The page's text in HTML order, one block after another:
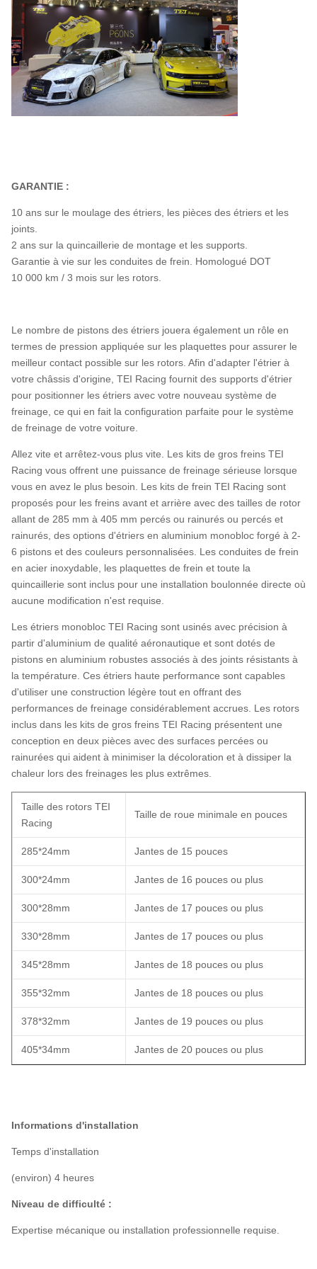
GARANTIE :
10 ans sur le moulage des étriers, les pièces des étriers et les
joints.
2 ans sur la quincaillerie de montage et les supports.
Garantie à vie sur les conduites de frein. Homologué DOT
10 000 km / 3 mois sur les rotors.
Le nombre de pistons des étriers jouera également un rôle en
termes de pression appliquée sur les plaquettes pour assurer le
meilleur contact possible sur les rotors. Afin d'adapter l'étrier à
votre châssis d'origine, TEI Racing fournit des supports d'étrier
pour positionner les étriers avec votre nouveau système de
freinage, ce qui en fait la configuration parfaite pour le système
de freinage de votre voiture.
Allez vite et arrêtez-vous plus vite. Les kits de gros freins TEI
Racing vous offrent une puissance de freinage sérieuse lorsque
vous en avez le plus besoin. Les kits de frein TEI Racing sont
proposés pour les freins avant et arrière avec des tailles de rotor
allant de 285 mm à 405 mm percés ou rainurés ou percés et
rainurés, des options d'étriers en aluminium monobloc forgé à 2-
6 pistons et des couleurs personnalisées. Les conduites de frein
en acier inoxydable, les plaquettes de frein et toute la
quincaillerie sont inclus pour une installation boulonnée directe où
aucune modification n'est requise.
Les étriers monobloc TEI Racing sont usinés avec précision à
partir d'aluminium de qualité aéronautique et sont dotés de
pistons en aluminium robustes associés à des joints résistants à
la température. Ces étriers haute performance sont capables
d'utiliser une construction légère tout en offrant des
performances de freinage considérablement accrues. Les rotors
inclus dans les kits de gros freins TEI Racing présentent une
conception en deux pièces avec des surfaces percées ou
rainurées qui aident à minimiser la décoloration et à dissiper la
chaleur lors des freinages les plus extrêmes.
Taille des rotors TEI
Racing
Taille de roue minimale en pouces
285*24mm Jantes de 15 pouces
300*24mm Jantes de 16 pouces ou plus
300*28mm Jantes de 17 pouces ou plus
330*28mm Jantes de 17 pouces ou plus
345*28mm Jantes de 18 pouces ou plus
355*32mm Jantes de 18 pouces ou plus
378*32mm Jantes de 19 pouces ou plus
405*34mm Jantes de 20 pouces ou plus
Informations d'installation
Temps d'installation
(environ) 4 heures
Niveau de difficulté :
Expertise mécanique ou installation professionnelle requise.